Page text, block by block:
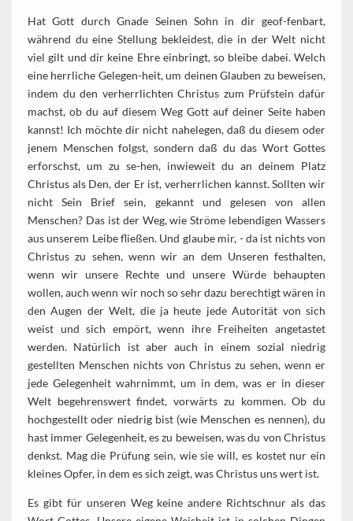
Hat Gott durch Gnade Seinen Sohn in dir geof-fenbart,
während du eine Stellung bekleidest, die in der Welt nicht
viel gilt und dir keine Ehre einbringt, so bleibe dabei. Welch
eine herrliche Gelegen-heit, um deinen Glauben zu beweisen,
indem du den verherrlichten Christus zum Prüfstein dafür
machst, ob du auf diesem Weg Gott auf deiner Seite haben
kannst! Ich möchte dir nicht nahelegen, daß du diesem oder
jenem Menschen folgst, sondern daß du das Wort Gottes
erforschst, um zu se-hen, inwieweit du an deinem Platz
Christus als Den, der Er ist, verherrlichen kannst. Sollten wir
nicht Sein Brief sein, gekannt und gelesen von allen
Menschen? Das ist der Weg, wie Ströme lebendigen Wassers
aus unserem Leibe fließen. Und glaube mir, - da ist nichts von
Christus zu sehen, wenn wir an dem Unseren festhalten,
wenn wir unsere Rechte und unsere Würde behaupten
wollen, auch wenn wir noch so sehr dazu berechtigt wären in
den Augen der Welt, die ja heute jede Autorität von sich
weist und sich empört, wenn ihre Freiheiten angetastet
werden. Natürlich ist aber auch in einem sozial niedrig
gestellten Menschen nichts von Christus zu sehen, wenn er
jede Gelegenheit wahrnimmt, um in dem, was er in dieser
Welt begehrenswert findet, vorwärts zu kommen. Ob du
hochgestellt oder niedrig bist (wie Menschen es nennen), du
hast immer Gelegenheit, es zu beweisen, was du von Christus
denkst. Mag die Prüfung sein, wie sie will, es kostet nur ein
kleines Opfer, in dem es sich zeigt, was Christus uns wert ist.
Es gibt für unseren Weg keine andere Richtschnur als das